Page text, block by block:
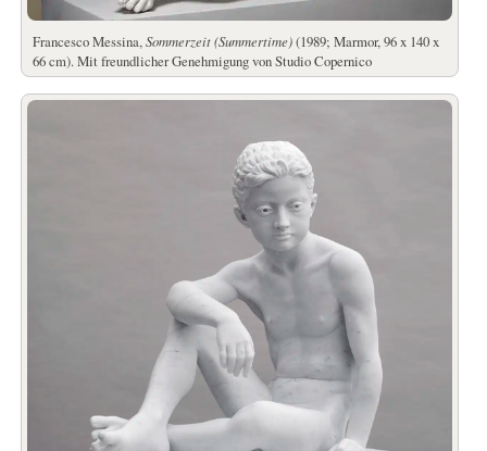
Francesco Messina,Sommerzeit (Summertime)(1989; Marmor, 96 x 140 x
66 cm). Mit freundlicher Genehmigung von Studio Copernico